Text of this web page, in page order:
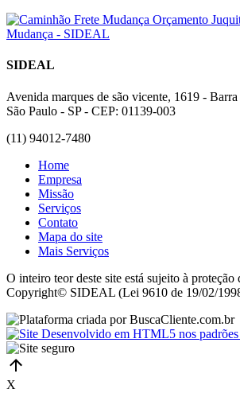
SIDEAL
Avenida marques de são vicente, 1619 - Barra
São Paulo - SP - CEP: 01139-003
(11) 94012-7480
Home
Empresa
Missão
Serviços
Contato
Mapa do site
Mais Serviços
O inteiro teor deste site está sujeito à proteção
Copyright© SIDEAL (Lei 9610 de 19/02/
X